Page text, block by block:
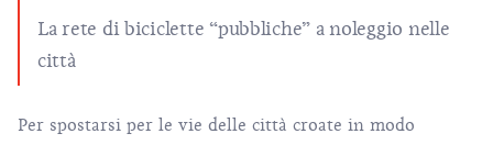
La rete di biciclette “pubbliche” a noleggio nelle
città
Per spostarsi per le vie delle città croate in modo